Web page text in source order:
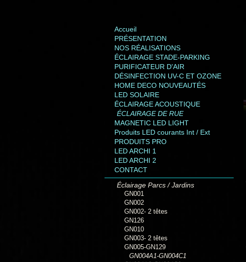
Accueil
PRÉSENTATION
NOS RÉALISATIONS
ÉCLAIRAGE STADE-PARKING
PURIFICATEUR D'AIR
DÉSINFECTION UV-C ET OZONE
HOME DECO NOUVEAUTÉS
LED SOLAIRE
ÉCLAIRAGE ACOUSTIQUE
ÉCLAIRAGE DE RUE
MAGNETIC LED LIGHT
Produits LED courants Int / Ext
PRODUITS PRO
LED ARCHI 1
LED ARCHI 2
CONTACT
Éclairage Parcs / Jardins
GN001
GN002
GN002- 2 têtes
GN126
GN010
GN003- 2 têtes
GN005-GN129
GN004A1-GN004C1